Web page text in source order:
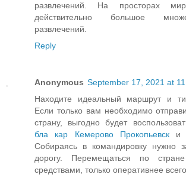
развлечений. На просторах
действительно большое
развлечений.
Reply
Anonymous September 17, 2021 at
Находите идеальный маршрут и
Если только вам необходимо
страну, выгодно будет
бла кар Кемерово Прокопьевск и
Собираясь в командировку нужно
дорогу. Перемещаться по
средствами, только оперативнее